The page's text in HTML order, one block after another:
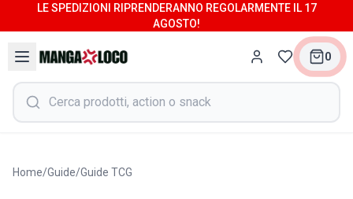
LE SPEDIZIONI RIPRENDERANNO REGOLARMENTE IL 17
AGOSTO!
0
Home/Guide/Guide TCG